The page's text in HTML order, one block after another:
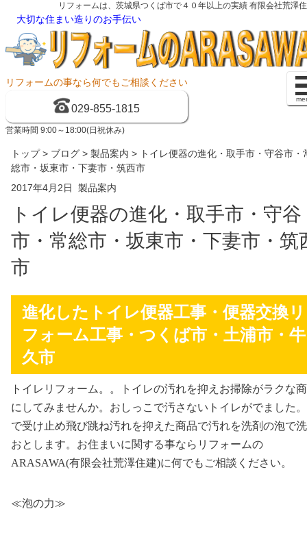
リフォームは、茨城県つくば市で４０年以上の実績 有限会社荒澤
大切な住まい造りのお手伝い
リフォームの事なら何でもご相談ください
029-855-1815
営業時間 9:00～18:00(日祝休み)
トップ> ブログ > 製品案内 > トイレ便器の進化・取手市・守谷市・
総市・坂東市・下妻市・筑西市
2017年4月2日 製品案内
トイレ便器の進化・取手市・守谷
市・常総市・坂東市・下妻市・筑
市
進化したトイレ便器工事・便器交換リ
フォーム工事・つくば市・土浦市・牛
久市
トイレリフォーム。。トイレの汚れを抑えお掃除がラクな
にしてみませんか。おしっこで汚さないトイレがでました
で受け止め飛び跳ね汚れを抑えた商品で汚れを洗剤の泡で
おとします。お住まいに関する事ならリフォームの
ARASAWA(有限会社荒澤住建)に何でもご相談ください。
≪泡の力≫